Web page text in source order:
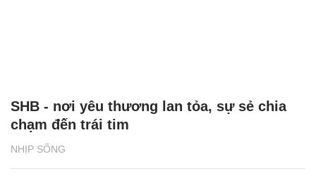
NHỊP SỐNG
SHB - nơi yêu thương lan tỏa, sự sẻ chia
chạm đến trái tim